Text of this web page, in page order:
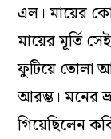
এল। মায়ের
মায়ের মূর্তি
ফুটিয়ে তোলা
আরম্ভ। মনের
গিয়েছিলেন